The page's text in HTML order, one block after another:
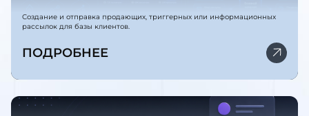
Создание и отправка продающих, триггерных или информационных
рассылок для базы клиентов.
ПОДРОБНЕЕ